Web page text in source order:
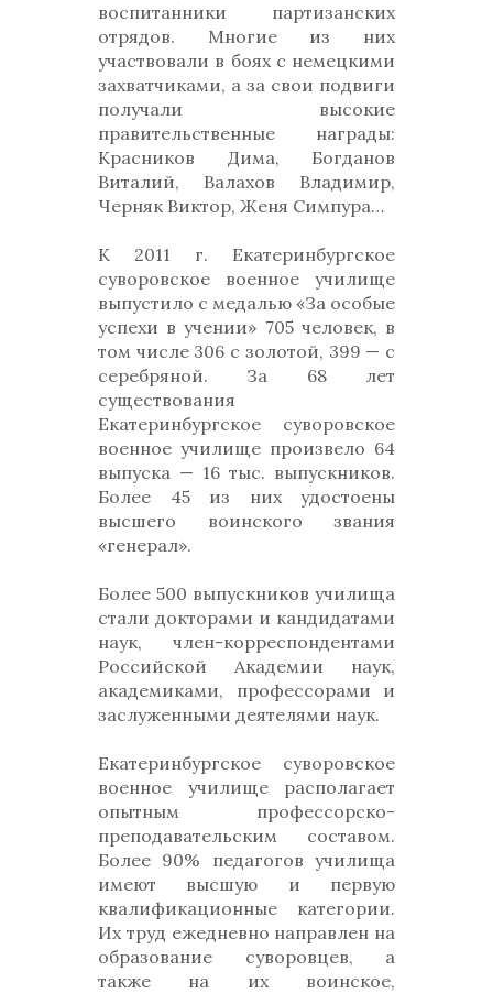
воспитанники партизанских
отрядов. Многие из них
участвовали в боях с немецкими
захватчиками, а за свои подвиги
получали высокие
правительственные награды:
Красников Дима, Богданов
Виталий, Валахов Владимир,
Черняк Виктор, Женя Симпура…
К 2011 г. Екатеринбургское
суворовское военное училище
выпустило с медалью «За особые
успехи в учении» 705 человек, в
том числе 306 с золотой, 399 — с
серебряной. За 68 лет
существования
Екатеринбургское суворовское
военное училище произвело 64
выпуска — 16 тыс. выпускников.
Более 45 из них удостоены
высшего воинского звания
«генерал».
Более 500 выпускников училища
стали докторами и кандидатами
наук, член-корреспондентами
Российской Академии наук,
академиками, профессорами и
заслуженными деятелями наук.
Екатеринбургское суворовское
военное училище располагает
опытным профессорско-
преподавательским составом.
Более 90% педагогов училища
имеют высшую и первую
квалификационные категории.
Их труд ежедневно направлен на
образование суворовцев, а
также на их воинское,